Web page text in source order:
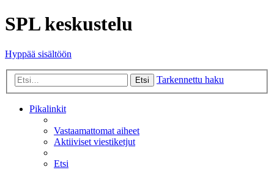
SPL keskustelu
Hyppää sisältöön
Etsi Tarkennettu haku
Pikalinkit
Vastaamattomat aiheet
Aktiiviset viestiketjut
Etsi